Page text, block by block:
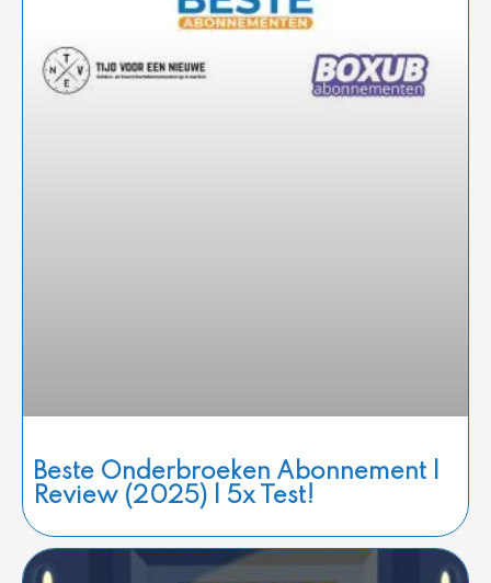
Beste Onderbroeken Abonnement |
Review (2025) | 5x Test!